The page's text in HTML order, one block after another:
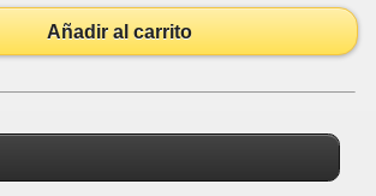
Añadir al carrito